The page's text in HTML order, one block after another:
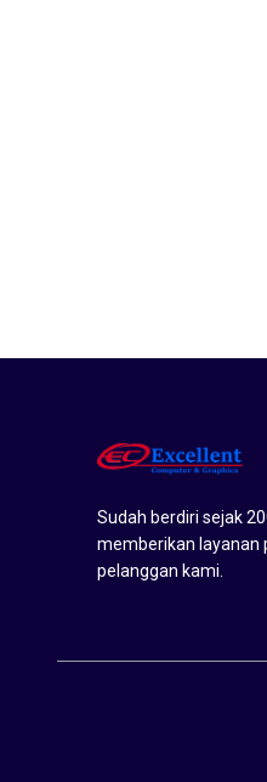
Sudah berdiri sejak
memberikan layanan
pelanggan kami.